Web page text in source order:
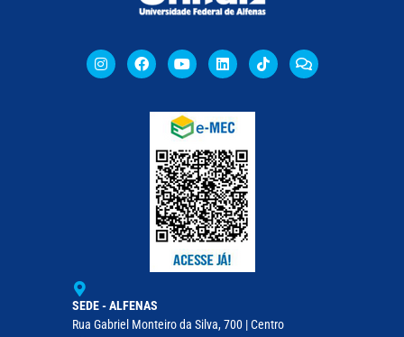
SEDE - ALFENAS
Rua Gabriel Monteiro da Silva, 700 | Centro